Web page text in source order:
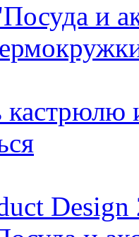
и
кастрюлю
Design